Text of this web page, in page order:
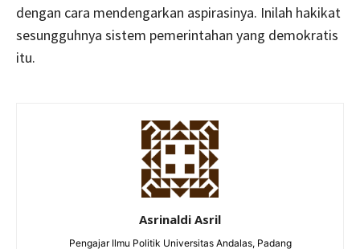
dengan cara mendengarkan aspirasinya. Inilah hakikat
sesungguhnya sistem pemerintahan yang demokratis
itu.
Asrinaldi Asril
Pengajar Ilmu Politik Universitas Andalas, Padang